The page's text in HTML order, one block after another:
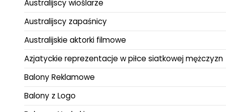
Australijscy wioślarze
Australijscy zapaśnicy
Australijskie aktorki filmowe
Azjatyckie reprezentacje w piłce siatkowej mężczyzn
Balony Reklamowe
Balony z Logo